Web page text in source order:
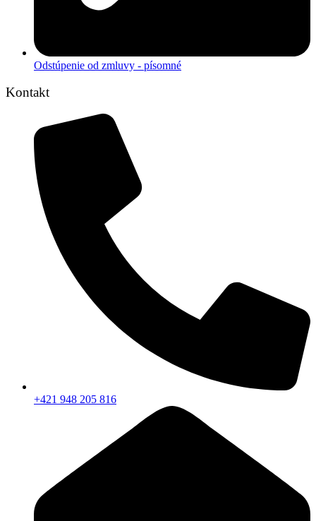
Odstúpenie od zmluvy - písomné
Kontakt
+421 948 205 816